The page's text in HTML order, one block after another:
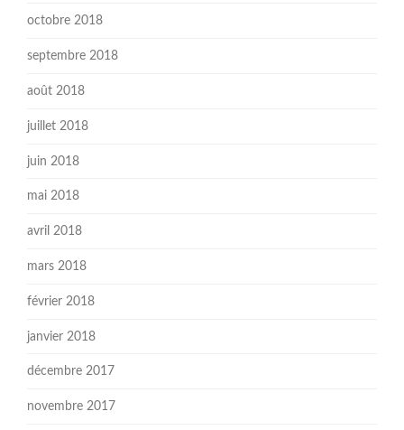
octobre 2018
septembre 2018
août 2018
juillet 2018
juin 2018
mai 2018
avril 2018
mars 2018
février 2018
janvier 2018
décembre 2017
novembre 2017